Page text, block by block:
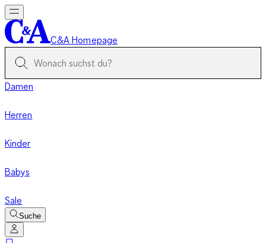
C&A Homepage
Damen
Herren
Kinder
Babys
Sale
Suche